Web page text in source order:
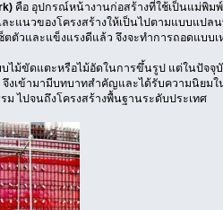
คือ อุปกรณ์หน้างานก่อสร้างที่ใช้เป็นแม่พิม
ะแนวของโครงสร้างให้เป็นไปตามแบบแปล
ตัวและแข็งแรงดีแล้ว จึงจะทำการถอดแบบ
ไม้ขัดแตะหรือไม้อัดในการขึ้นรูป แต่ในปัจจุ
งเข้ามามีบทบาทสำคัญและได้รับความนิยม
ไปจนถึงโครงสร้างพื้นฐานระดับประเทศ